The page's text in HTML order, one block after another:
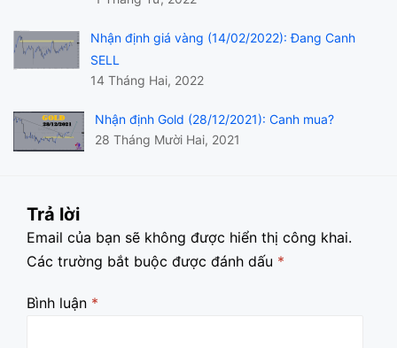
Nhận định giá vàng (14/02/2022): Đang Canh
SELL
14 Tháng Hai, 2022
Nhận định Gold (28/12/2021): Canh mua?
28 Tháng Mười Hai, 2021
Trả lời
Email của bạn sẽ không được hiển thị công khai.
Các trường bắt buộc được đánh dấu *
Bình luận *